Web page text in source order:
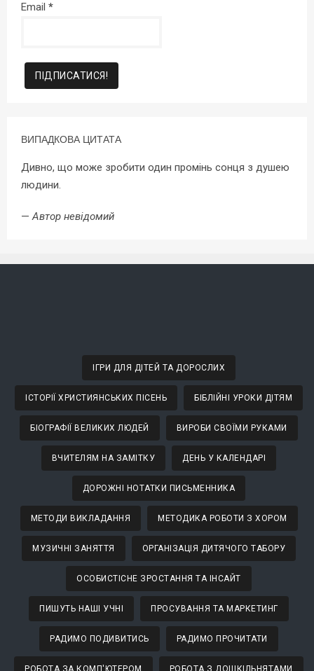
Email *
ВИПАДКОВА ЦИТАТА
Дивно, що може зробити один промінь сонця з душею
людини.
—Автор невідомий
ІГРИ ДЛЯ ДІТЕЙ ТА ДОРОСЛИХ
ІСТОРІЇ ХРИСТИЯНСЬКИХ ПІСЕНЬ БІБЛІЙНІ УРОКИ ДІТЯМ
БІОГРАФІЇ ВЕЛИКИХ ЛЮДЕЙ ВИРОБИ СВОЇМИ РУКАМИ
ВЧИТЕЛЯМ НА ЗАМІТКУ ДЕНЬ У КАЛЕНДАРІ
ДОРОЖНІ НОТАТКИ ПИСЬМЕННИКА
МЕТОДИ ВИКЛАДАННЯ МЕТОДИКА РОБОТИ З ХОРОМ
МУЗИЧНІ ЗАНЯТТЯ ОРГАНІЗАЦІЯ ДИТЯЧОГО ТАБОРУ
ОСОБИСТІСНЕ ЗРОСТАННЯ ТА ІНСАЙТ
ПИШУТЬ НАШІ УЧНІ ПРОСУВАННЯ ТА МАРКЕТИНГ
РАДИМО ПОДИВИТИСЬ РАДИМО ПРОЧИТАТИ
РОБОТА ЗА КОМП'ЮТЕРОМ РОБОТА З ДОШКІЛЬНЯТАМИ